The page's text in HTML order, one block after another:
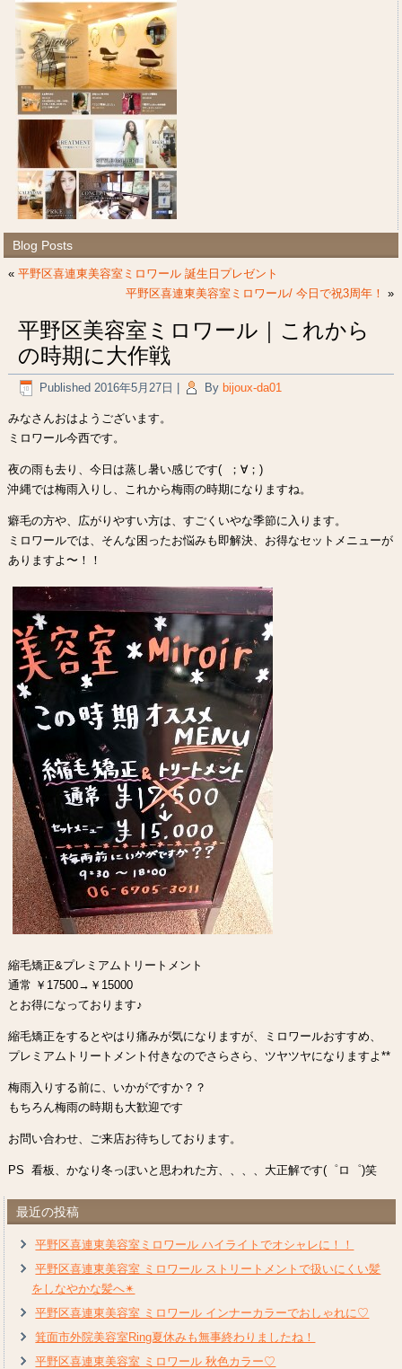
Blog Posts
«平野区喜連東美容室ミロワール 誕生日プレゼント
平野区喜連東美容室ミロワール/ 今日で祝3周年！ »
平野区美容室ミロワール｜これから
の時期に大作戦
Published 2016年5月27日 By bijoux-da01
みなさんおはようございます。
ミロワール今西です。
夜の雨も去り、今日は蒸し暑い感じです( ；∀；)
沖縄では梅雨入りし、これから梅雨の時期になりますね。
癖毛の方や、広がりやすい方は、すごくいやな季節に入ります。
ミロワールでは、そんな困ったお悩みも即解決、お得なセットメニューが
ありますよ〜！！
縮毛矯正&プレミアムトリートメント
通常 ￥17500→￥15000
とお得になっております♪
縮毛矯正をするとやはり痛みが気になりますが、ミロワールおすすめ、
プレミアムトリートメント付きなのでさらさら、ツヤツヤになりますよ**
梅雨入りする前に、いかがですか？？
もちろん梅雨の時期も大歓迎です
お問い合わせ、ご来店お待ちしております。
PS 看板、かなり冬っぽいと思われた方、、、、大正解です(゜ロ゜)笑
最近の投稿
平野区喜連東美容室ミロワール ハイライトでオシャレに！！
平野区喜連東美容室 ミロワール ストリートメントで扱いにくい髪
をしなやかな髪へ✴︎
平野区喜連東美容室 ミロワール インナーカラーでおしゃれに♡
箕面市外院美容室Ring夏休みも無事終わりましたね！
平野区喜連東美容室 ミロワール 秋色カラー♡